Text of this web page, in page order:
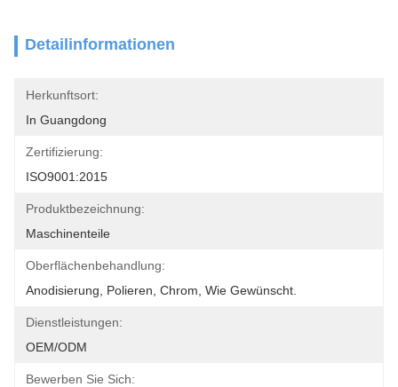
Detailinformationen
Herkunftsort:
In Guangdong
Zertifizierung:
ISO9001:2015
Produktbezeichnung:
Maschinenteile
Oberflächenbehandlung:
Anodisierung, Polieren, Chrom, Wie Gewünscht.
Dienstleistungen:
OEM/ODM
Bewerben Sie Sich: